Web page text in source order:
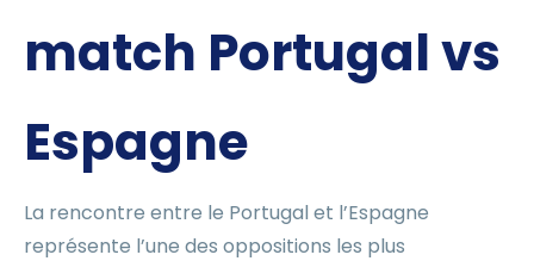
match Portugal vs
Espagne
La rencontre entre le Portugal et l’Espagne
représente l’une des oppositions les plus